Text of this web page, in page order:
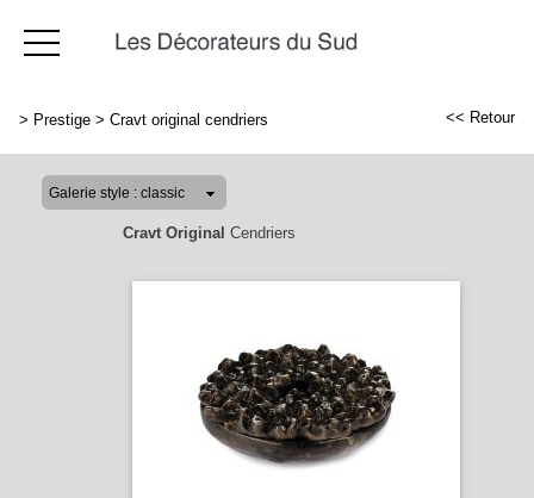
> Prestige > Cravt original cendriers << Retour
Cravt Original Cendriers